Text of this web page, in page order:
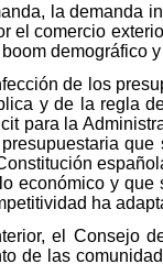
la demanda
el comercio
demográfico
de los
y de la regla
para la
económico y
ha
el Consejo
de las